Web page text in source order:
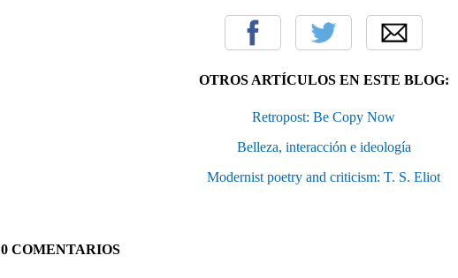
OTROS ARTÍCULOS EN ESTE BLOG:
Retropost: Be Copy Now
Belleza, interacción e ideología
Modernist poetry and criticism: T. S. Eliot
0 COMENTARIOS